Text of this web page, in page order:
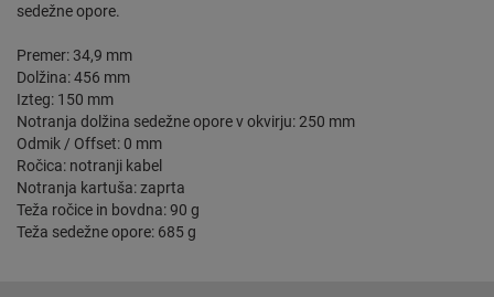
sedežne opore.
Premer: 34,9 mm
Dolžina: 456 mm
Izteg: 150 mm
Notranja dolžina sedežne opore v okvirju: 250 mm
Odmik / Offset: 0 mm
Ročica: notranji kabel
Notranja kartuša: zaprta
Teža ročice in bovdna: 90 g
Teža sedežne opore: 685 g